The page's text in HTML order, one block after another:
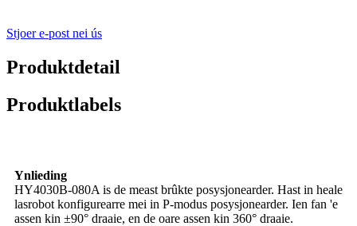
Stjoer e-post nei ús
Produktdetail
Produktlabels
Ynlieding
HY4030B-080A is de meast brûkte posysjonearder. Hast in heale
lasrobot konfigurearre mei in P-modus posysjonearder. Ien fan 'e
assen kin ±90° draaie, en de oare assen kin 360° draaie.